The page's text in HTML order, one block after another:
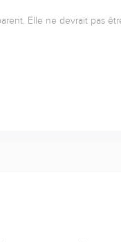
Elle ne devrait pas